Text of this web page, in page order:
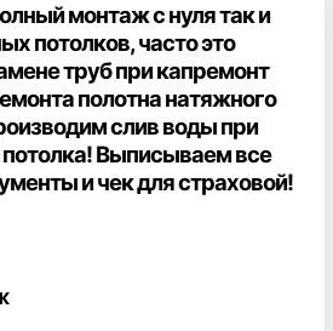
монтаж с нуля так и
потолков, часто это
труб при капремонт
полотна натяжного
слив воды при
Выписываем все
и чек для страховой!